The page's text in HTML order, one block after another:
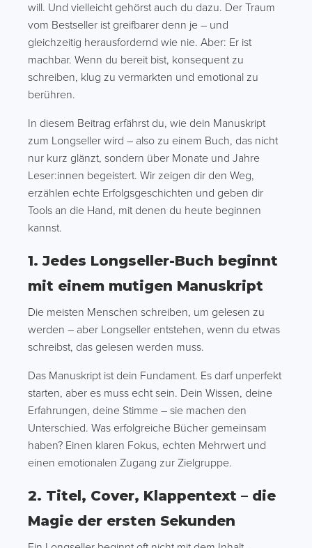
will. Und vielleicht gehörst auch du dazu. Der Traum
vom Bestseller ist greifbarer denn je – und
gleichzeitig herausfordernd wie nie. Aber: Er ist
machbar. Wenn du bereit bist, konsequent zu
schreiben, klug zu vermarkten und emotional zu
berühren.
In diesem Beitrag erfährst du, wie dein Manuskript
zum Longseller wird – also zu einem Buch, das nicht
nur kurz glänzt, sondern über Monate und Jahre
Leser:innen begeistert. Wir zeigen dir den Weg,
erzählen echte Erfolgsgeschichten und geben dir
Tools an die Hand, mit denen du heute beginnen
kannst.
1. Jedes Longseller-Buch beginnt
mit einem mutigen Manuskript
Die meisten Menschen schreiben, um gelesen zu
werden – aber Longseller entstehen, wenn du etwas
schreibst, das gelesen werden muss.
Das Manuskript ist dein Fundament. Es darf unperfekt
starten, aber es muss echt sein. Dein Wissen, deine
Erfahrungen, deine Stimme – sie machen den
Unterschied. Was erfolgreiche Bücher gemeinsam
haben? Einen klaren Fokus, echten Mehrwert und
einen emotionalen Zugang zur Zielgruppe.
2. Titel, Cover, Klappentext – die
Magie der ersten Sekunden